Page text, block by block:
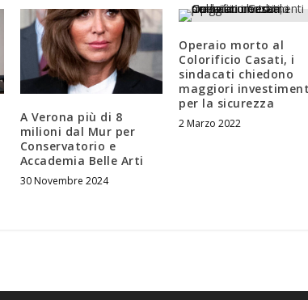
A Verona più di 8
milioni dal Mur per
Conservatorio e
Accademia Belle Arti
30 Novembre 2024
Operaio morto al
Colorificio Casati, i
sindacati chiedono
maggiori
per la sicurezza
2 Marzo 2022